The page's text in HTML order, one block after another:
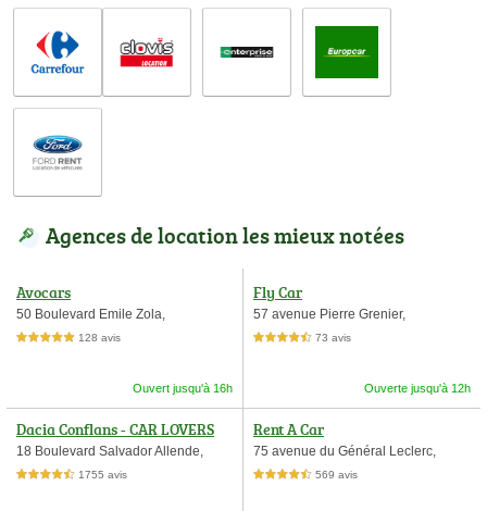
Agences de location les mieux notées
Avocars
50 Boulevard Emile Zola,
5,0 étoiles sur 5 128 avis
Ouvert jusqu'à 16h
Fly Car
57 avenue Pierre Grenier,
4,5 étoiles sur 5 73 avis
Ouverte jusqu'à 12h
Dacia Conflans - CAR LOVERS
18 Boulevard Salvador Allende,
4,5 étoiles sur 5 1755 avis
Rent A Car
75 avenue du Général Leclerc,
4,5 étoiles sur 5 569 avis